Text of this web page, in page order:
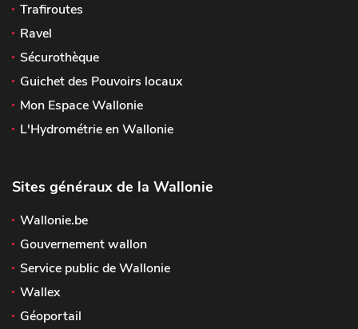
Trafiroutes
Ravel
Sécurothèque
Guichet des Pouvoirs locaux
Mon Espace Wallonie
L'Hydrométrie en Wallonie
Sites généraux de la Wallonie
Wallonie.be
Gouvernement wallon
Service public de Wallonie
Wallex
Géoportail